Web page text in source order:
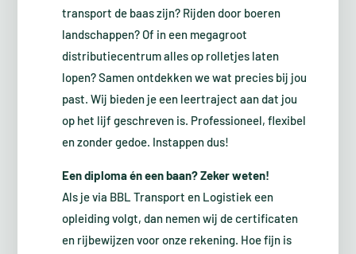
transport de baas zijn? Rijden door boeren
landschappen? Of in een megagroot
distributiecentrum alles op rolletjes laten
lopen? Samen ontdekken we wat precies bij jou
past. Wij bieden je een leertraject aan dat jou
op het lijf geschreven is. Professioneel, flexibel
en zonder gedoe. Instappen dus!
Een diploma én een baan? Zeker weten!
Als je via BBL Transport en Logistiek een
opleiding volgt, dan nemen wij de certificaten
en rijbewijzen voor onze rekening. Hoe fijn is